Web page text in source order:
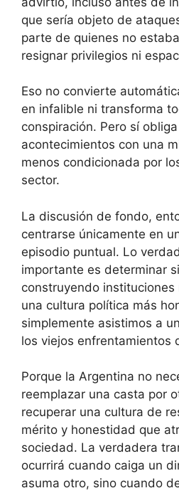
que sería objeto de
parte de quienes no
resignar privilegios ni
Eso no convierte
en infalible ni transforma
conspiración. Pero sí
acontecimientos con una
menos condicionada por
sector.
La discusión de fondo,
centrarse únicamente en
episodio puntual. Lo
importante es determinar
construyendo
una cultura política más
simplemente asistimos a
los viejos enfrentamientos
Porque la Argentina no
reemplazar una casta por
recuperar una cultura de
mérito y honestidad que
sociedad. La verdadera
ocurrirá cuando caiga un
asuma otro, sino cuando